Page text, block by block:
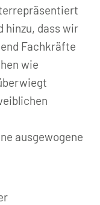
hinzu, dass wir
Fachkräfte
wie
ausgewogene